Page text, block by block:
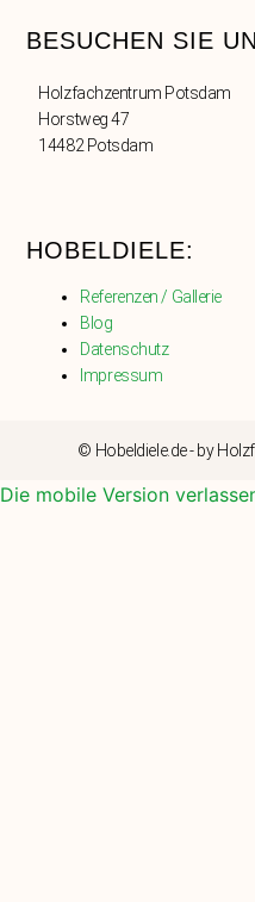
BESUCHEN SIE
Holzfachzentrum Potsdam
Horstweg 47
14482 Potsdam
HOBELDIELE:
Referenzen / Gallerie
Blog
Datenschutz
Impressum
© Hobeldiele.de - by
Die mobile Version